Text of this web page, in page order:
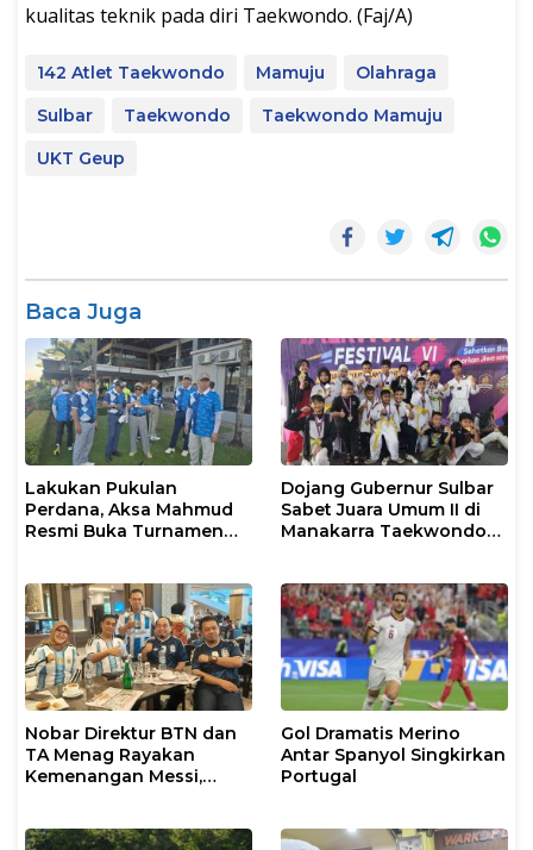
kualitas teknik pada diri Taekwondo. (Faj/A)
142 Atlet Taekwondo Mamuju
Olahraga
Sulbar
Taekwondo
Taekwondo Mamuju
UKT Geup
Baca Juga
Lakukan Pukulan
Perdana, Aksa Mahmud
Resmi Buka Turnamen
Dojang Gubernur Sulbar
Sabet Juara Umum II di
Manakarra Taekwondo
Nobar Direktur BTN dan
TA Menag Rayakan
Kemenangan Messi,
Gol Dramatis Merino
Antar Spanyol Singkirkan
Portugal